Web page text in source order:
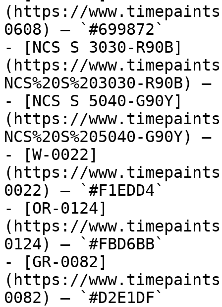
(https://
0608) — `#699872`
- [NCS S 3030-R90B]
(https://
NCS%20S%203030-R90B)
- [NCS S 5040-G90Y]
(https://
NCS%20S%205040-G90Y)
- [W-0022]
(https://
0022) — `#F1EDD4`
- [OR-0124]
(https://
0124) — `#FBD6BB`
- [GR-0082]
(https://
0082) — `#D2E1DF`